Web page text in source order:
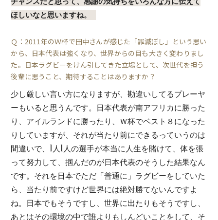
ほしいなと思いますね。
Ｑ：2011年のＷ杯で田中さんが感じた「罪滅ぼし」という思い
から、日本代表は強くなり、世界からの目も大きく変わりまし
た。日本ラグビーをけん引してきた立場として、次世代を担う
後輩に思うこと、期待することはありますか？
少し厳しい言い方になりますが、勘違いしてるプレーヤ
ーもいると思うんです。日本代表が南アフリカに勝った
り、アイルランドに勝ったり、Ｗ杯でベスト８になった
りしていますが、それが当たり前にできるっていうのは
間違いで、1人1人の選手が本当に人生を賭けて、体を張
って努力して、掴んだのが日本代表のそうした結果なん
です。それを日本でただ「普通に」ラグビーをしていた
ら、当たり前ですけど世界には絶対勝てないんですよ
ね。日本でもそうですし、世界に出たりもそうですし、
あとはその環境の中で誰よりもしんどいことをして、そ